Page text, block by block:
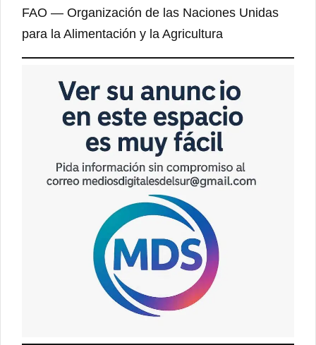
FAO — Organización de las Naciones Unidas
para la Alimentación y la Agricultura